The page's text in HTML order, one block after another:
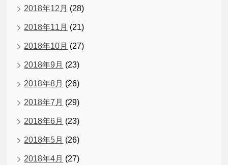
2018年12月 (28)
2018年11月 (21)
2018年10月 (27)
2018年9月 (23)
2018年8月 (26)
2018年7月 (29)
2018年6月 (23)
2018年5月 (26)
2018年4月 (27)